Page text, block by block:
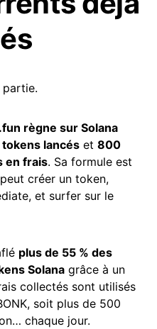
règne sur Solana
tokens lancés et 800
en frais. Sa formule est
créer un token,
et surfer sur le
plus de 55 % des
Solana grâce à un
collectés sont utilisés
soit plus de 500
chaque jour.